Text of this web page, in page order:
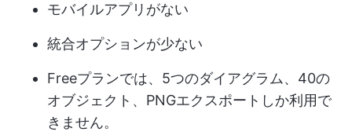
モバイルアプリがない
統合オプションが少ない
Freeプランでは、5つのダイアグラム、40の
オブジェクト、PNGエクスポートしか利用で
きません。